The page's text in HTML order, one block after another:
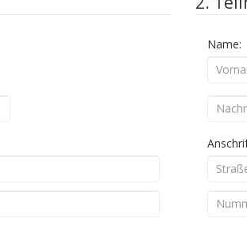
Name: